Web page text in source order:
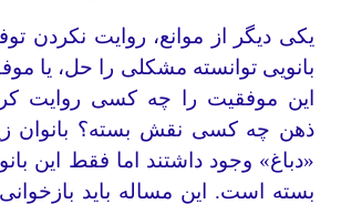
یکی دیگر از موانع، روایت نکردن
بانویی توانسته مشکلی را حل، یا
این موفقیت را چه کسی روایت
ذهن چه کسی نقش بسته؟ بانوان
«دباغ» وجود داشتند اما فقط این
بسته است. این مساله باید